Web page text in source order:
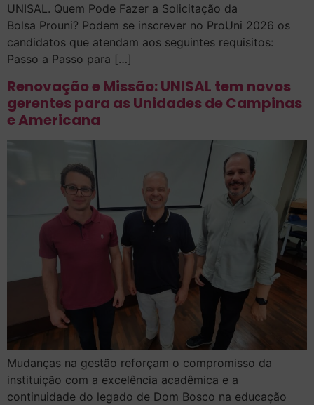
UNISAL. Quem Pode Fazer a Solicitação da
Bolsa Prouni? Podem se inscrever no ProUni 2026 os
candidatos que atendam aos seguintes requisitos:
Passo a Passo para […]
Renovação e Missão: UNISAL tem novos
gerentes para as Unidades de Campinas
e Americana
Mudanças na gestão reforçam o compromisso da
instituição com a excelência acadêmica e a
continuidade do legado de Dom Bosco na educação